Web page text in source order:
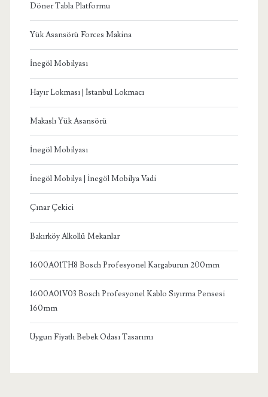
Döner Tabla Platformu
Yük Asansörü Forces Makina
İnegöl Mobilyası
Hayır Lokması | İstanbul Lokmacı
Makaslı Yük Asansörü
İnegöl Mobilyası
İnegöl Mobilya | İnegöl Mobilya Vadi
Çınar Çekici
Bakırköy Alkollü Mekanlar
1600A01TH8 Bosch Profesyonel Kargaburun 200mm
1600A01V03 Bosch Profesyonel Kablo Sıyırma Pensesi
160mm
Uygun Fiyatlı Bebek Odası Tasarımı